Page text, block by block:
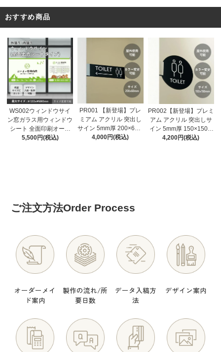
おすすめ商品
WS002ウィンドウサイ
ン窓ガラス用ウィンドウ
シート 全面印刷オーダ
ーメイド窓ステッカー
5,500円(税込)
PR001 【新登場】プレ
ミアム アクリル 突出し
サイン 5mm厚 200×60m
m toilet 両面表示 屋外対
4,000円(税込)
PR002【新登場】プレミ
アム アクリル 突出しサ
イン 5mm厚 150×150m
m toilet 両面表示 屋外対
4,200円(税込)
ご注文方法Order Process
オーダーメイ
ド案内
製作の流れ/所
要日数
データ入稿方
法
デザイン案内